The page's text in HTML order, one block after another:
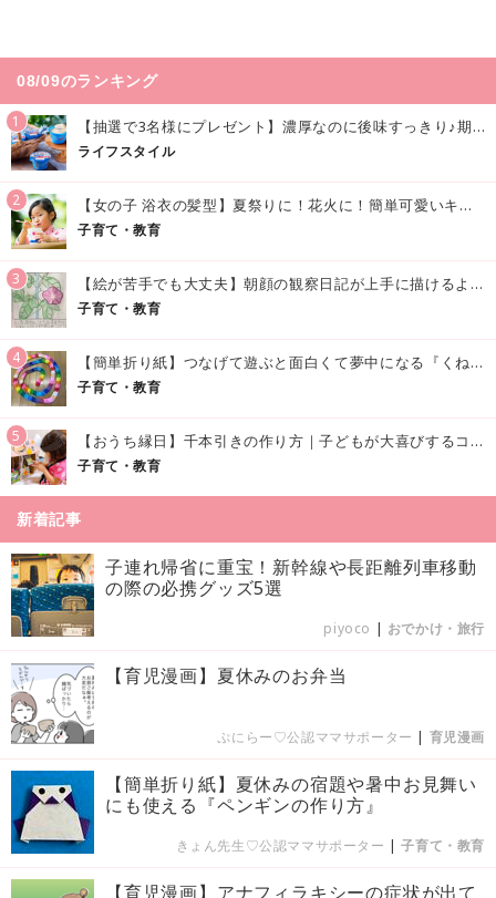
08/09のランキング
1 【抽選で3名様にプレゼント】濃厚なのに後味すっきり♪期間限定の「メイトーのなめらかプリン カルピス®入りソース」で夏を味わおう！
ライフスタイル
2 【女の子 浴衣の髪型】夏祭りに！花火に！簡単可愛いキッズの浴衣ヘアアレンジまとめ
子育て・教育
3 【絵が苦手でも大丈夫】朝顔の観察日記が上手に描けるようになる方法｜イラスト付き
子育て・教育
4 【簡単折り紙】つなげて遊ぶと面白くて夢中になる『くねくねへびさんの作り方』
子育て・教育
5 【おうち縁日】千本引きの作り方｜子どもが大喜びするコツやアイデア♪
子育て・教育
新着記事
子連れ帰省に重宝！新幹線や長距離列車移動
の際の必携グッズ5選
piyoco | おでかけ・旅行
【育児漫画】夏休みのお弁当
ぷにらー♡公認ママサポーター | 育児漫画
【簡単折り紙】夏休みの宿題や暑中お見舞い
にも使える『ペンギンの作り方』
きょん先生♡公認ママサポーター |子育て・教育
【育児漫画】アナフィラキシーの症状が出て